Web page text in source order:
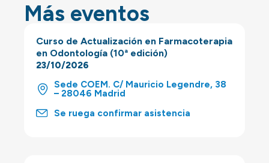
Más eventos
Curso de Actualización en Farmacoterapia
en Odontología (10ª edición)
23/10/2026
Sede COEM. C/ Mauricio Legendre, 38
– 28046 Madrid
Se ruega confirmar asistencia